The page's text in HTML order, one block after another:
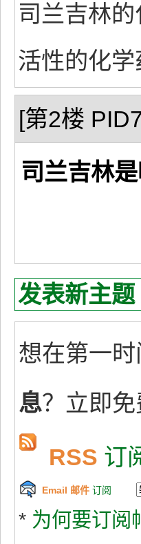
司兰吉林
活性的化
[第2楼
司兰吉林
发表新主题
想在第一时
息？立即
RSS 订
Email 邮件 订阅
* 为何要订阅